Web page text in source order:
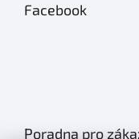
Facebook
Poradna pro